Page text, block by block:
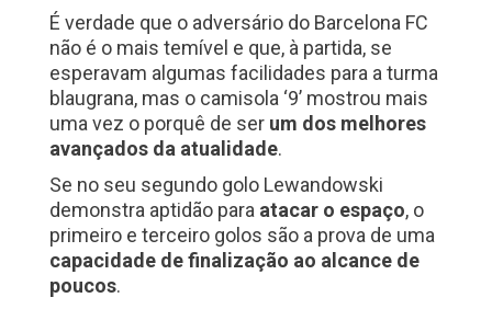
É verdade que o adversário do Barcelona FC
não é o mais temível e que, à partida, se
esperavam algumas facilidades para a turma
blaugrana, mas o camisola ‘9’ mostrou mais
uma vez o porquê de ser um dos melhores
avançados da atualidade.
Se no seu segundo golo Lewandowski
demonstra aptidão para atacar o espaço, o
primeiro e terceiro golos são a prova de uma
capacidade de finalização ao alcance de
poucos.